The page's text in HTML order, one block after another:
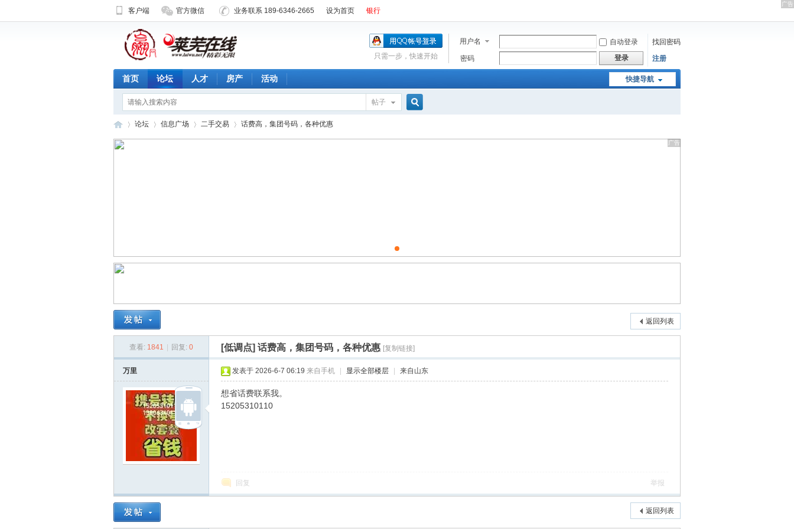
客户端 官方微信 业务联系 189-6346-2665 设为首页 银行
用户名 自动登录
找回密码
密码
登录 注册
只需一步，快速开始
快捷导航
首页 论坛 人才 房产 活动
帖子
论坛 信息广场 二手交易 话费高，集团号码，各种优惠
返回列表
查看: 1841 回复: 0 [低调点] 话费高，集团号码，各种优惠 [复制链接]
万里 发表于 2026-6-7 06:19 来自手机 显示全部楼层 来自山东
想省话费联系我。
15205310110
回复 举报
返回列表